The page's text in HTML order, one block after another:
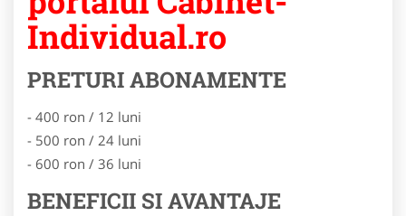
Individual.ro
PRETURI ABONAMENTE
- 400 ron / 12 luni
- 500 ron / 24 luni
- 600 ron / 36 luni
BENEFICII SI AVANTAJE